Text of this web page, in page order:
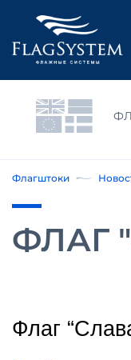
Флагштоки
ФЛАГ
Флаг